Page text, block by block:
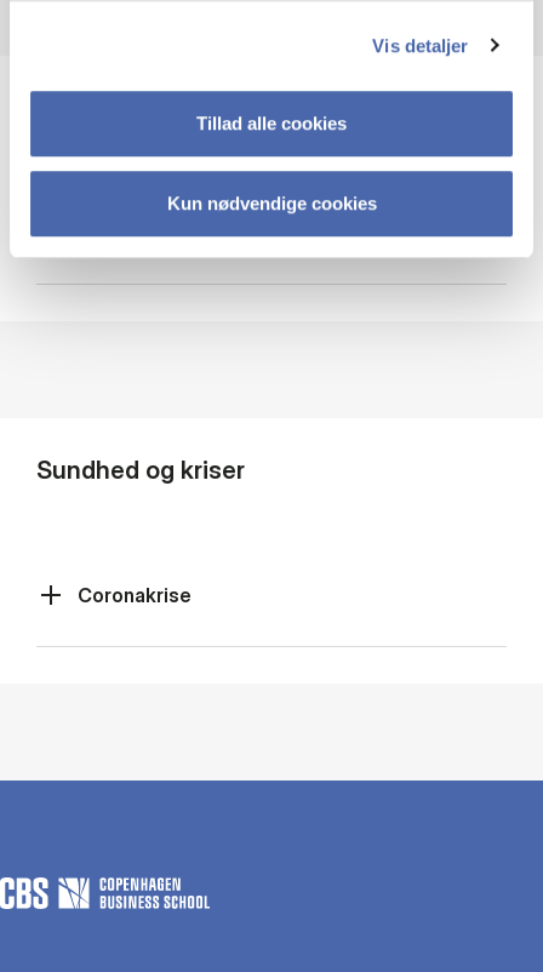
Vis detaljer
Tillad alle cookies
Kun nødvendige cookies
Cybersikkerhed
Sundhed og kriser
Coronakrise